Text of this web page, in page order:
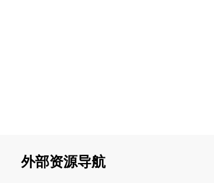
外部资源导航